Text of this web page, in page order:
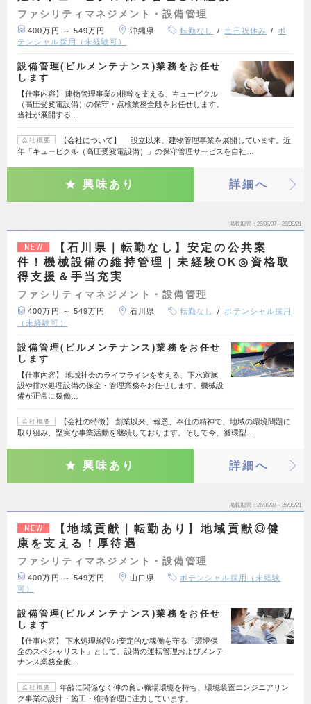
ファシリティマネジメント・設備管理
400万円 ～ 549万円 沖縄県 転勤なし 土日祝休み
ポ
テンシャル採用（未経験可）
設備管理(ビルメンテナンス)業務をお任せ
します
【仕事内容】 建物管理事業の根幹を支える、キュービクル
（高圧受変電設備）の保守・点検業務全般をお任せします。
当社が展開する…
会社概要
【会社について】 設立以来、建物管理事業を展開しています。近
年「キュービクル（高圧受変電設備）」の保守管理サービスを自社…
興味あり 詳細へ
掲載期間 26/08/07～26/08/21
NEW
【石川県｜転勤なし】安定の公共案
件！機械設備の維持管理｜未経験OK◎資格取
得支援＆手当充実
ファシリティマネジメント・設備管理
400万円 ～ 549万円 石川県 転勤なし
ポテンシャル採用
（未経験可）
設備管理(ビルメンテナンス)業務をお任せ
します
【仕事内容】 地域社会のライフラインを支える、下水道施
設や排水処理設備の保全・管理業務をお任せします。機械設
備が正常に稼働…
会社概要
【会社の特徴】 創業以来、報恩、奉仕の精神で、地域の環境問題に
取り組み、堅実な事業活動を継続しております。そして今、循環型…
興味あり 詳細へ
掲載期間 26/08/07～26/08/21
NEW
【地域貢献｜転勤あり】地域貢献◎健
康を支える！厚待遇
ファシリティマネジメント・設備管理
400万円 ～ 549万円 山口県
ポテンシャル採用（未経験
可）
設備管理(ビルメンテナンス)業務をお任せ
します
【仕事内容】 下水処理施設の安定的な稼働を守る「環境保
全のスペシャリスト」として、設備の運転管理およびメンテ
ナンス業務全般…
会社概要
年齢に関係なく仲の良い職場環境を持ち、環境装置エンジニアリン
グ事業の設計・施工・維持管理に注力しています。